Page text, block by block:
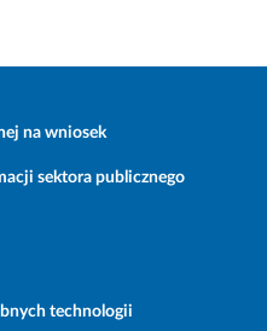
na wniosek
sektora publicznego
technologii